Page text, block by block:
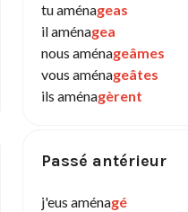
tu aménageas
il aménagea
nous aménageâmes
vous aménageâtes
ils aménagèrent
Passé antérieur
j'eus aménagé